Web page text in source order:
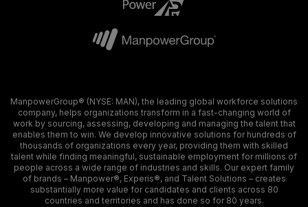
ManpowerGroup® (NYSE: MAN), the leading global workforce solutions
company, helps organizations transform in a fast-changing world of
work by sourcing, assessing, developing and managing the talent that
enables them to win. We develop innovative solutions for hundreds of
thousands of organizations every year, providing them with skilled
talent while finding meaningful, sustainable employment for millions of
people across a wide range of industries and skills. Our expert family
of brands – Manpower®, Experis®, and Talent Solutions – creates
substantially more value for candidates and clients across 80
countries and territories and has done so for 80 years.